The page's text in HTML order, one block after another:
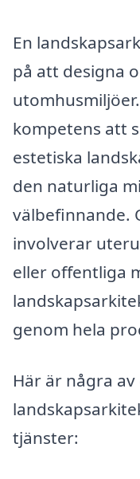
En
på att designa
kompetens att
estetiska
den naturliga
välbefinnande.
involverar
eller offentliga
genom hela
Här är några
tjänster: